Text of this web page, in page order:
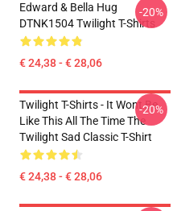
Edward & Bella Hug
DTNK1504 Twilight T-Shirts
€ 24,38 - € 28,06
-20%
Twilight T-Shirts - It Wont Be
Like This All The Time The
Twilight Sad Classic T-Shirt
€ 24,38 - € 28,06
-20%